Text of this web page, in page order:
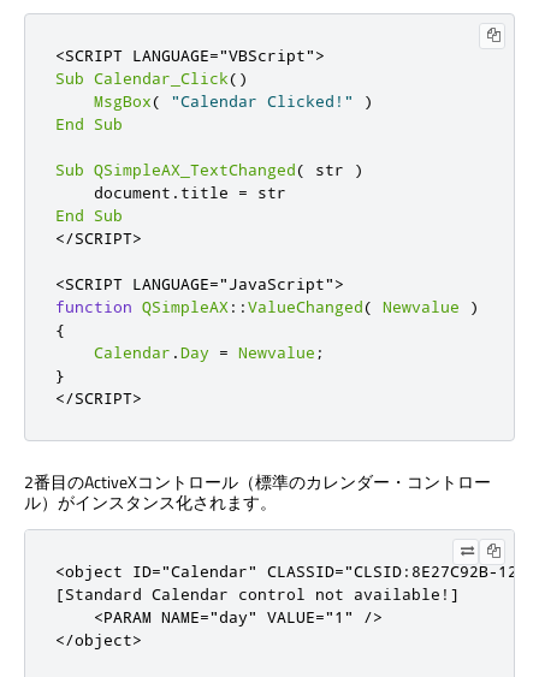
<SCRIPT LANGUAGE="VBScript">
Sub Calendar_Click()
MsgBox( "Calendar Clicked!"
)
End
Sub
Sub QSimpleAX_TextChanged( str
)
    document
. title =
End
Sub
</SCRIPT>
<SCRIPT LANGUAGE="JavaScript">
function QSimpleAX ::ValueChanged( Newvalue
)
{
Calendar .Day = Newvalue ;
}
</SCRIPT>
2番目のActiveXコントロール（標準のカレンダー・コントロー
ル）がインスタンス化されます。
<object ID="Calendar" CLASSID="CLSID:8E27C92B-
[Standard Calendar control not available ! ]
<PARAM NAME="day" VALUE="1" />
</object>